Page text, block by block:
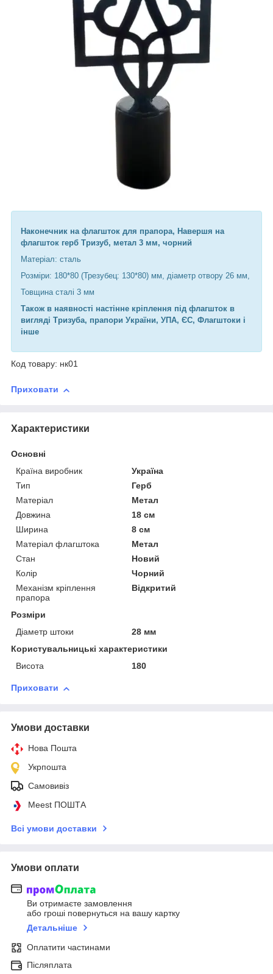
Наконечник на флагшток для прапора, Навершя на
флагшток герб Тризуб, метал 3 мм, чорний
Матеріал: сталь
Розміри: 180*80 (Трезубец: 130*80) мм, діаметр отвору 26 мм,
Товщина сталі 3 мм
Також в наявності настінне кріплення під флагшток в
вигляді Тризуба, прапори України, УПА, ЄС, Флагштоки і
інше
Код товару: нк01
Приховати
Характеристики
Основні
Країна виробник
Україна
Тип
Герб
Матеріал
Метал
Довжина
18 см
Ширина
8 см
Матеріал флагштока
Метал
Стан
Новий
Колір
Чорний
Механізм кріплення
прапора
Відкритий
Розміри
Діаметр штоки
28 мм
Користувальницькі характеристики
Висота
180
Приховати
Умови доставки
Нова Пошта
Укрпошта
Самовивіз
Meest ПОШТА
Всі умови доставки
Умови оплати
Ви отримаєте замовлення
або гроші повернуться на вашу картку
Детальніше
Оплатити частинами
Післяплата